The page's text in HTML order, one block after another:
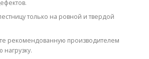
только на ровной и твердой
рекомендованную производителем